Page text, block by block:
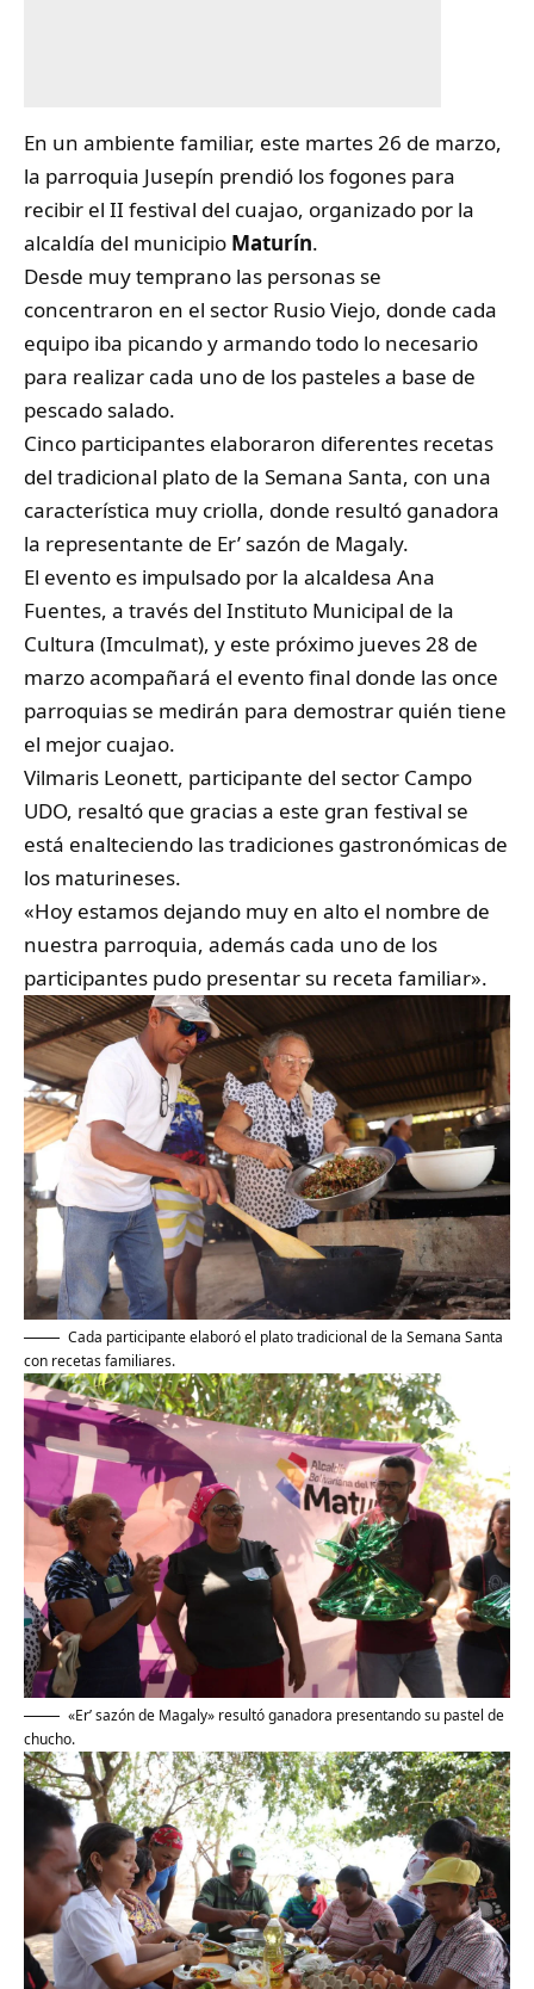
En un ambiente familiar, este martes 26 de marzo,
la parroquia Jusepín prendió los fogones para
recibir el II festival del cuajao, organizado por la
alcaldía del municipio Maturín.
Desde muy temprano las personas se
concentraron en el sector Rusio Viejo, donde cada
equipo iba picando y armando todo lo necesario
para realizar cada uno de los pasteles a base de
pescado salado.
Cinco participantes elaboraron diferentes recetas
del tradicional plato de la Semana Santa, con una
característica muy criolla, donde resultó ganadora
la representante de Er’ sazón de Magaly.
El evento es impulsado por la alcaldesa Ana
Fuentes, a través del Instituto Municipal de la
Cultura (Imculmat), y este próximo jueves 28 de
marzo acompañará el evento final donde las once
parroquias se medirán para demostrar quién tiene
el mejor cuajao.
Vilmaris Leonett, participante del sector Campo
UDO, resaltó que gracias a este gran festival se
está enalteciendo las tradiciones gastronómicas de
los maturineses.
«Hoy estamos dejando muy en alto el nombre de
nuestra parroquia, además cada uno de los
participantes pudo presentar su receta familiar».
Cada participante elaboró el plato tradicional de la Semana Santa
con recetas familiares.
«Er’ sazón de Magaly» resultó ganadora presentando su pastel de
chucho.